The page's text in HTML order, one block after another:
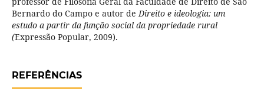
Bernardo do Campo e autor deDireito e ideologia: um
estudo a partir da função social da propriedade rural
(Expressão Popular, 2009).
REFERÊNCIAS